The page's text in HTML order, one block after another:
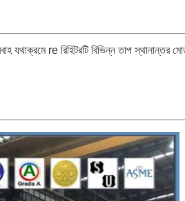
যথাক্রমে re রিহিটরটি বিভিন্ন তাপ